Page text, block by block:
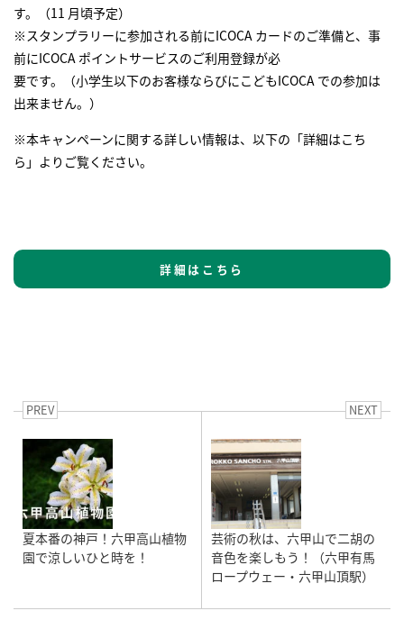
す。（11 月頃予定）
※スタンプラリーに参加される前にICOCA カードのご準備と、事
前にICOCA ポイントサービスのご利用登録が必
要です。（小学生以下のお客様ならびにこどもICOCA での参加は
出来ません。）
※本キャンペーンに関する詳しい情報は、以下の「詳細はこち
ら」よりご覧ください。
詳細はこちら
PREV
夏本番の神戸！六甲高山植物
園で涼しいひと時を！
NEXT
芸術の秋は、六甲山で二胡の
音色を楽しもう！（六甲有馬
ロープウェー・六甲山頂駅）